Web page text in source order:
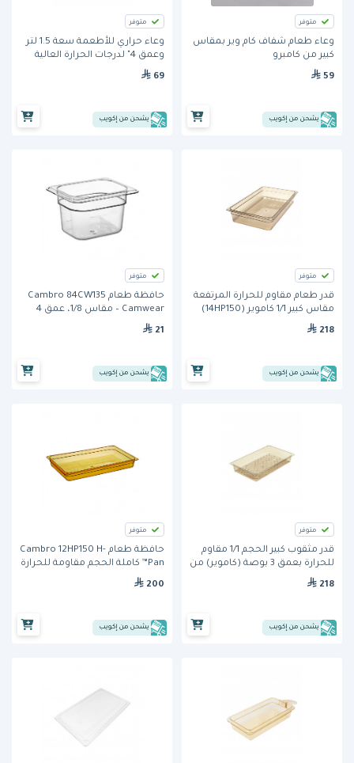
متوفر
وعاء طعام شفاف كام وير بمقاس
كبير من كامبرو
59
يشحن من إكويب
متوفر
وعاء حراري للأطعمة سعة 1.5 لتر
وعمق 4" لدرجات الحرارة العالية
باللون الكهرماني من كامبرو
69
يشحن من إكويب
متوفر
قدر طعام مقاوم للحرارة المرتفعة
مقاس كبير 1/1 كاموير (14HP150)
من كامبرو
218
يشحن من إكويب
متوفر
حافظة طعام Cambro 84CW135
Camwear – مقاس 1/8، عمق 4
إنش
21
يشحن من إكويب
متوفر
قدر مثقوب كبير الحجم 1/1 مقاوم
للحرارة بعمق 3 بوصة (كاموير) من
كامبرو
218
يشحن من إكويب
متوفر
حافظة طعام Cambro 12HP150 H-
Pan™ كاملة الحجم مقاومة للحرارة
– سعة 8.4 لتر، عمق 65 مم
200
يشحن من إكويب